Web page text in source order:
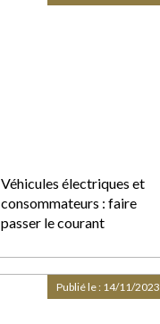
Véhicules électriques et
consommateurs : faire
passer le courant
Publié le : 14/11/2023